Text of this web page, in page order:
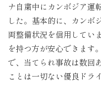
ナ自粛中にカンボジア運
した。基本的に、カンボ
両整備状況を信用してい
を持つ方が安心できます
で、当てられ事故は数回
ことは一切ない優良ドラ